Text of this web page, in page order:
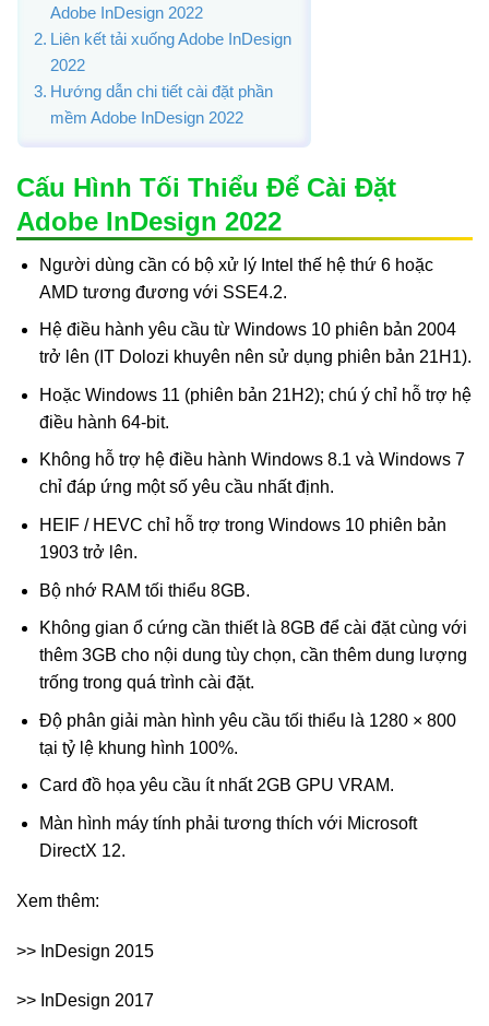
Adobe InDesign 2022
Liên kết tải xuống Adobe InDesign
2022
Hướng dẫn chi tiết cài đặt phần
mềm Adobe InDesign 2022
Cấu Hình Tối Thiểu Để Cài Đặt
Adobe InDesign 2022
Người dùng cần có bộ xử lý Intel thế hệ thứ 6 hoặc
AMD tương đương với SSE4.2.
Hệ điều hành yêu cầu từ Windows 10 phiên bản 2004
trở lên (IT Dolozi khuyên nên sử dụng phiên bản 21H1).
Hoặc Windows 11 (phiên bản 21H2); chú ý chỉ hỗ trợ hệ
điều hành 64-bit.
Không hỗ trợ hệ điều hành Windows 8.1 và Windows 7
chỉ đáp ứng một số yêu cầu nhất định.
HEIF / HEVC chỉ hỗ trợ trong Windows 10 phiên bản
1903 trở lên.
Bộ nhớ RAM tối thiểu 8GB.
Không gian ổ cứng cần thiết là 8GB để cài đặt cùng với
thêm 3GB cho nội dung tùy chọn, cần thêm dung lượng
trống trong quá trình cài đặt.
Độ phân giải màn hình yêu cầu tối thiểu là 1280 × 800
tại tỷ lệ khung hình 100%.
Card đồ họa yêu cầu ít nhất 2GB GPU VRAM.
Màn hình máy tính phải tương thích với Microsoft
DirectX 12.
Xem thêm:
>> InDesign 2015
>> InDesign 2017